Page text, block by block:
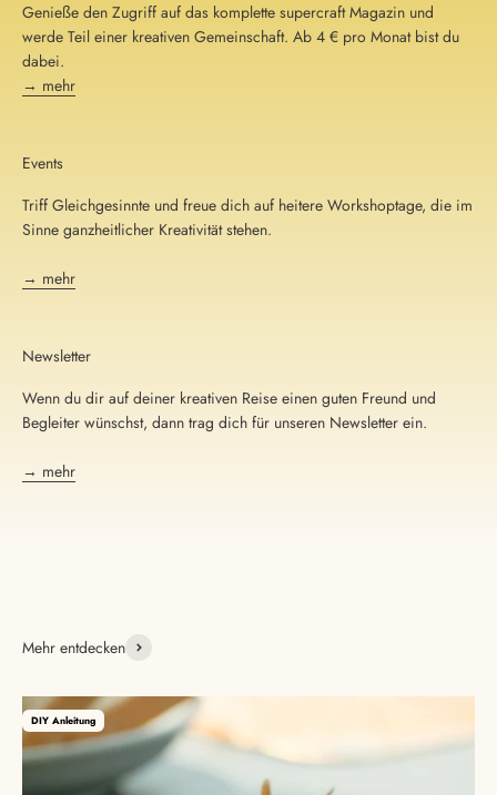
Genieße den Zugriff auf das komplette supercraft Magazin und
werde Teil einer kreativen Gemeinschaft. Ab 4 € pro Monat bist du
dabei.
→ mehr
Events
Triff Gleichgesinnte und freue dich auf heitere Workshoptage, die im
Sinne ganzheitlicher Kreativität stehen.
→ mehr
Newsletter
Wenn du dir auf deiner kreativen Reise einen guten Freund und
Begleiter wünschst, dann trag dich für unseren Newsletter ein.
→ mehr
Mehr entdecken
DIY Anleitung